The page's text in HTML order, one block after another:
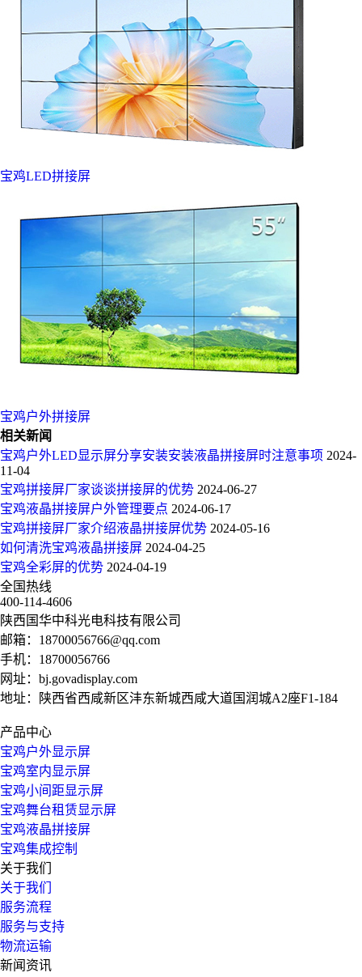
宝鸡LED拼接屏
宝鸡户外拼接屏
相关新闻
宝鸡户外LED显示屏分享安装安装液晶拼接屏时注意事项 2024-
11-04
宝鸡拼接屏厂家谈谈拼接屏的优势 2024-06-27
宝鸡液晶拼接屏户外管理要点 2024-06-17
宝鸡拼接屏厂家介绍液晶拼接屏优势 2024-05-16
如何清洗宝鸡液晶拼接屏 2024-04-25
宝鸡全彩屏的优势 2024-04-19
全国热线
400-114-4606
陕西国华中科光电科技有限公司
邮箱： 18700056766@qq.com
手机： 18700056766
网址： bj.govadisplay.com
地址：陕西省西咸新区沣东新城西咸大道国润城A2座F1-184
产品中心
宝鸡户外显示屏
宝鸡室内显示屏
宝鸡小间距显示屏
宝鸡舞台租赁显示屏
宝鸡液晶拼接屏
宝鸡集成控制
关于我们
关于我们
服务流程
服务与支持
物流运输
新闻资讯